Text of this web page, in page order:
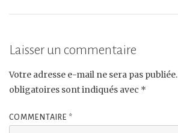
Laisser un commentaire
Votre adresse e-mail ne sera pas publiée.
obligatoires sont indiqués avec *
COMMENTAIRE *